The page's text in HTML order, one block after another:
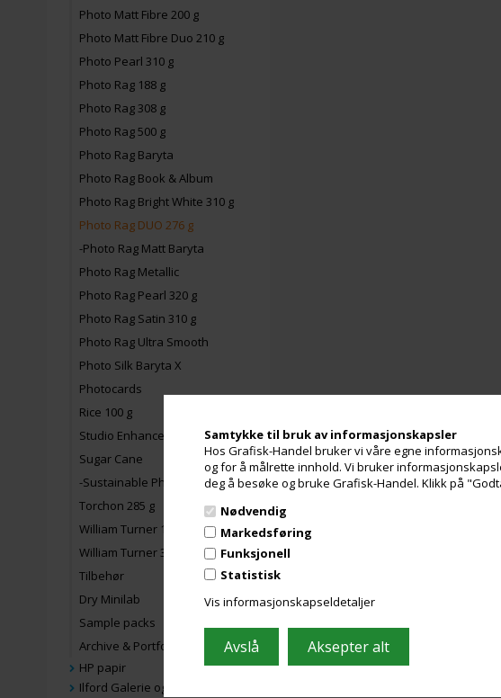
Samtykke til bruk av informasjonskapsler
Hos Grafisk-Handel bruker vi våre egne
og for å målrette innhold. Vi bruker
deg å besøke og bruke Grafisk-Handel. Klikk på
Nødvendig
Markedsføring
Funksjonell
Statistisk
Vis informasjonskapseldetaljer
Photo Matt Fibre 200 g
Photo Matt Fibre Duo 210 g
Photo Pearl 310 g
Photo Rag 188 g
Photo Rag 308 g
Photo Rag 500 g
Photo Rag Baryta
Photo Rag Book & Album
Photo Rag Bright White 310 g
Photo Rag DUO 276 g
-Photo Rag Matt Baryta
Photo Rag Metallic
Photo Rag Pearl 320 g
Photo Rag Satin 310 g
Photo Rag Ultra Smooth
Photo Silk Baryta X
Photocards
Rice 100 g
Studio Enhanced 210 gram
Sugar Cane
-Sustainable Photo Satin
Torchon 285 g
William Turner 190 g
William Turner 310 g
Tilbehør
Dry Minilab
Sample packs
Archive & Portfolio
HP papir
Ilford Galerie og Fine Art